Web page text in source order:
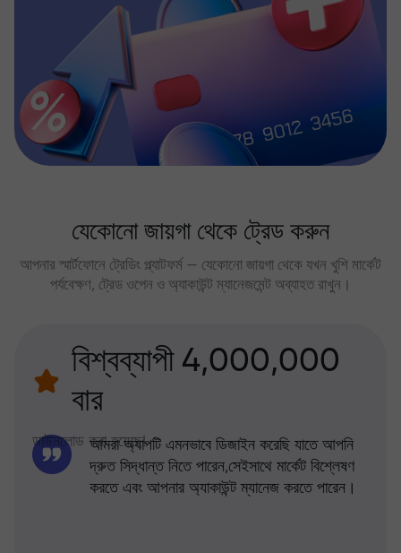
যেকোনো জায়গা থেকে ট্রেড করুন
আপনার স্মার্টফোনে ট্রেডিং প্ল্যাটফর্ম — যেকোনো জায়গা থেকে যখন খুশি মার্কেট
পর্যবেক্ষণ, ট্রেড ওপেন ও অ্যাকাউন্ট ম্যানেজমেন্ট অব্যাহত রাখুন।
বিশ্বব্যাপী 4,000,000
বার
ডাউনলোড করা হয়েছে!আমরা অ্যাপটি এমনভাবে ডিজাইন করেছি যাতে আপনি
দ্রুত সিদ্ধান্ত নিতে পারেন,সেইসাথে মার্কেট বিশ্লেষণ
করতে এবং আপনার অ্যাকাউন্ট ম্যানেজ করতে পারেন।